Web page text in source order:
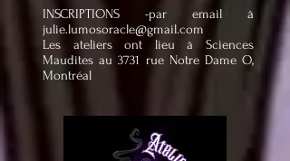
INSCRIPTIONS -par email à
julie.lumosoracle@gmail.com
Les ateliers ont lieu à Sciences
Maudites au 3731 rue Notre Dame O,
Montréal